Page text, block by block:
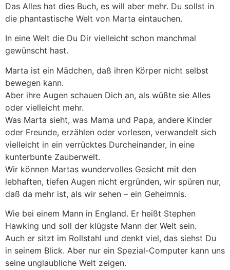
Das Alles hat dies Buch, es will aber mehr. Du sollst in
die phantastische Welt von Marta eintauchen.
In eine Welt die Du Dir vielleicht schon manchmal
gewünscht hast.
Marta ist ein Mädchen, daß ihren Körper nicht selbst
bewegen kann.
Aber ihre Augen schauen Dich an, als wüßte sie Alles
oder vielleicht mehr.
Was Marta sieht, was Mama und Papa, andere Kinder
oder Freunde, erzählen oder vorlesen, verwandelt sich
vielleicht in ein verrücktes Durcheinander, in eine
kunterbunte Zauberwelt.
Wir können Martas wundervolles Gesicht mit den
lebhaften, tiefen Augen nicht ergründen, wir spüren nur,
daß da mehr ist, als wir sehen – ein Geheimnis.
Wie bei einem Mann in England. Er heißt Stephen
Hawking und soll der klügste Mann der Welt sein.
Auch er sitzt im Rollstahl und denkt viel, das siehst Du
in seinem Blick. Aber nur ein Spezial-Computer kann uns
seine unglaubliche Welt zeigen.